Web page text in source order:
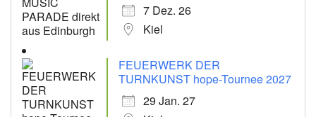
7 Dez. 26
Kiel
FEUERWERK DER
TURNKUNST hope-Tournee 2027
29 Jan. 27